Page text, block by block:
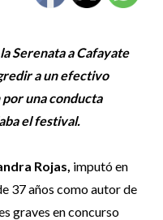
Serenata a Cafayate
a un efectivo
una conducta
el festival.
Rojas, imputó en
37 años como autor de
graves en concurso